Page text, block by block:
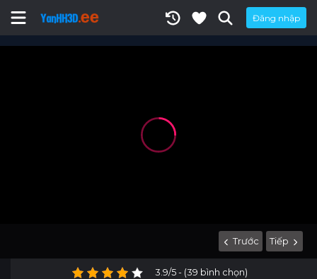
Đăng nhập
Trước Tiếp
3.9/5 - (39 bình chọn)